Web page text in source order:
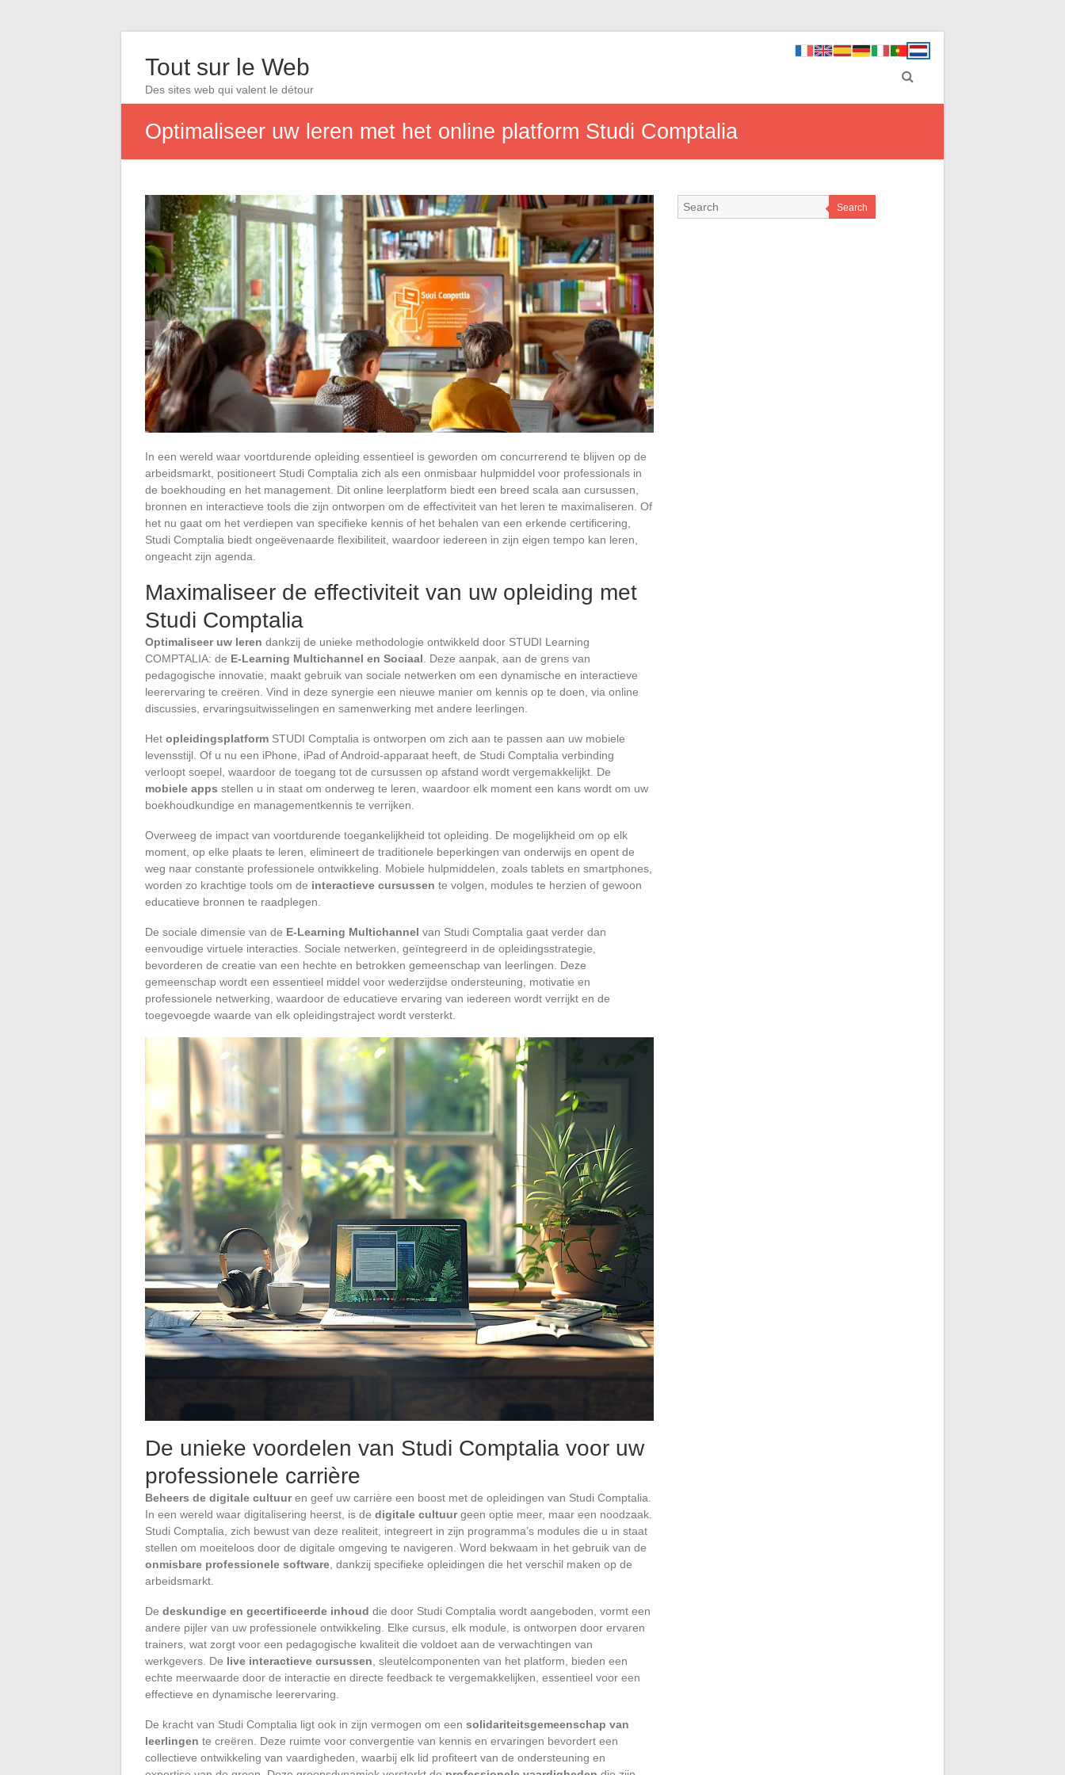
Tout sur le Web
Des sites web qui valent le détour
Optimaliseer uw leren met het online platform Studi Comptalia
In een wereld waar voortdurende opleiding essentieel is geworden om concurrerend te blijven op de
arbeidsmarkt, positioneert Studi Comptalia zich als een onmisbaar hulpmiddel voor professionals in
de boekhouding en het management. Dit online leerplatform biedt een breed scala aan cursussen,
bronnen en interactieve tools die zijn ontworpen om de effectiviteit van het leren te maximaliseren. Of
het nu gaat om het verdiepen van specifieke kennis of het behalen van een erkende certificering,
Studi Comptalia biedt ongeëvenaarde flexibiliteit, waardoor iedereen in zijn eigen tempo kan leren,
ongeacht zijn agenda.
Maximaliseer de effectiviteit van uw opleiding met
Studi Comptalia
Optimaliseer uw leren dankzij de unieke methodologie ontwikkeld door STUDI Learning
COMPTALIA: de E-Learning Multichannel en Sociaal . Deze aanpak, aan de grens van
pedagogische innovatie, maakt gebruik van sociale netwerken om een dynamische en interactieve
leerervaring te creëren. Vind in deze synergie een nieuwe manier om kennis op te doen, via online
discussies, ervaringsuitwisselingen en samenwerking met andere leerlingen.
Het opleidingsplatform STUDI Comptalia is ontworpen om zich aan te passen aan uw mobiele
levensstijl. Of u nu een iPhone, iPad of Android-apparaat heeft, de Studi Comptalia verbinding
verloopt soepel, waardoor de toegang tot de cursussen op afstand wordt vergemakkelijkt. De
mobiele apps stellen u in staat om onderweg te leren, waardoor elk moment een kans wordt om uw
boekhoudkundige en managementkennis te verrijken.
Overweeg de impact van voortdurende toegankelijkheid tot opleiding. De mogelijkheid om op elk
moment, op elke plaats te leren, elimineert de traditionele beperkingen van onderwijs en opent de
weg naar constante professionele ontwikkeling. Mobiele hulpmiddelen, zoals tablets en smartphones,
worden zo krachtige tools om de interactieve cursussen te volgen, modules te herzien of gewoon
educatieve bronnen te raadplegen.
De sociale dimensie van de E-Learning Multichannel van Studi Comptalia gaat verder dan
eenvoudige virtuele interacties. Sociale netwerken, geïntegreerd in de opleidingsstrategie,
bevorderen de creatie van een hechte en betrokken gemeenschap van leerlingen. Deze
gemeenschap wordt een essentieel middel voor wederzijdse ondersteuning, motivatie en
professionele netwerking, waardoor de educatieve ervaring van iedereen wordt verrijkt en de
toegevoegde waarde van elk opleidingstraject wordt versterkt.
De unieke voordelen van Studi Comptalia voor uw
professionele carrière
Beheers de digitale cultuuren geef uw carrière een boost met de opleidingen van Studi Comptalia.
In een wereld waar digitalisering heerst, is de digitale cultuurgeen optie meer, maar een noodzaak.
Studi Comptalia, zich bewust van deze realiteit, integreert in zijn programma’s modules die u in staat
stellen om moeiteloos door de digitale omgeving te navigeren. Word bekwaam in het gebruik van de
onmisbare professionele software , dankzij specifieke opleidingen die het verschil maken op de
arbeidsmarkt.
De deskundige en gecertificeerde inhoud die door Studi Comptalia wordt aangeboden, vormt een
andere pijler van uw professionele ontwikkeling. Elke cursus, elk module, is ontworpen door ervaren
trainers, wat zorgt voor een pedagogische kwaliteit die voldoet aan de verwachtingen van
werkgevers. De live interactieve cursussen , sleutelcomponenten van het platform, bieden een
echte meerwaarde door de interactie en directe feedback te vergemakkelijken, essentieel voor een
effectieve en dynamische leerervaring.
De kracht van Studi Comptalia ligt ook in zijn vermogen om een solidariteitsgemeenschap van
leerlingen te creëren. Deze ruimte voor convergentie van kennis en ervaringen bevordert een
collectieve ontwikkeling van vaardigheden, waarbij elk lid profiteert van de ondersteuning en
Search